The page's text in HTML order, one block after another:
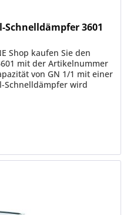
3601
Shop kaufen Sie den
mit der Artikelnummer
von GN 1/1 mit einer
Schnelldämpfer wird